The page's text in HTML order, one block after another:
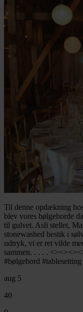
Til denne opdækning
blev vores bølgeborde
til gulvet. Asli stellet,
stonewashed bestik i
udtryk, vi er ret vilde
sammen. . . . .
#bølgebord #tablesetting
aug 5
40